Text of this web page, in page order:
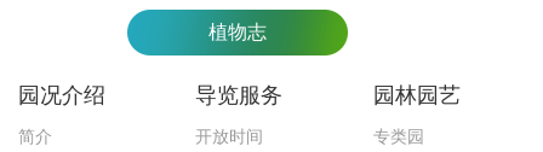
植物志
园况介绍
简介
导览服务
开放时间
园林园艺
专类园